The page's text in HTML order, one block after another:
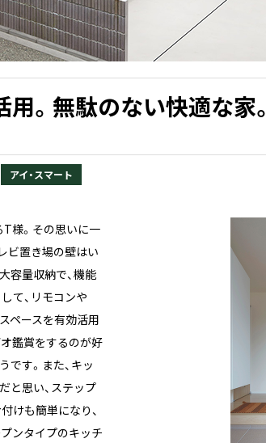
。無駄のない快適な家。
アイ・スマート
T様。その思いに一
ビ置き場の壁はい
容量収納で、機能
て、リモコンや
ペースを有効活用
鑑賞をするのが好
です。また、キッ
と思い、ステップ
けも簡単になり、
ンタイプのキッチ